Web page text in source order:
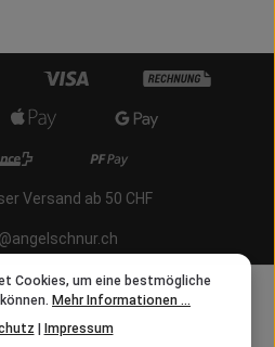
Versand ab 50 CHF
Cookies, um eine bestmögliche
Mehr Informationen ...
| Impressum